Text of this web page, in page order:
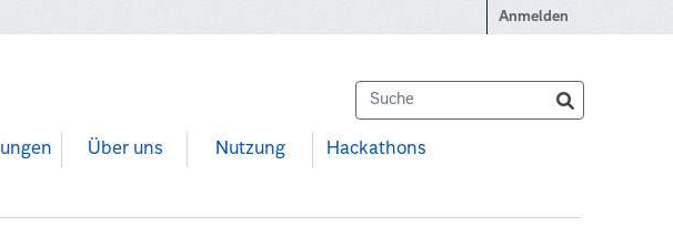
Anmelden
Über uns Nutzung Hackathons